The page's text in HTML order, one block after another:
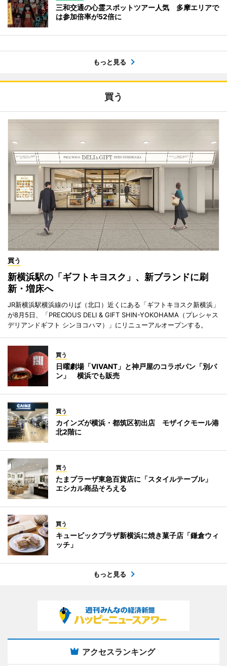
三和交通の心霊スポットツアー人気 多摩エリアで
は参加倍率が52倍に
もっと見る
買う
買う
新横浜駅の「ギフトキヨスク」、新ブランドに刷
新・増床へ
JR新横浜駅横浜線のりば（北口）近くにある「ギフトキヨスク新横浜」
が8月5日、「PRECIOUS DELI & GIFT SHIN-YOKOHAMA（プレシャス
デリアンドギフト シンヨコハマ）」にリニューアルオープンする。
買う
日曜劇場「VIVANT」と神戸屋のコラボパン「別パ
ン」 横浜でも販売
買う
カインズが横浜・都筑区初出店 モザイクモール港
北2階に
買う
たまプラーザ東急百貨店に「スタイルテーブル」
エシカル商品そろえる
買う
キュービックプラザ新横浜に焼き菓子店「鎌倉ウィ
ッチ」
もっと見る
アクセスランキング